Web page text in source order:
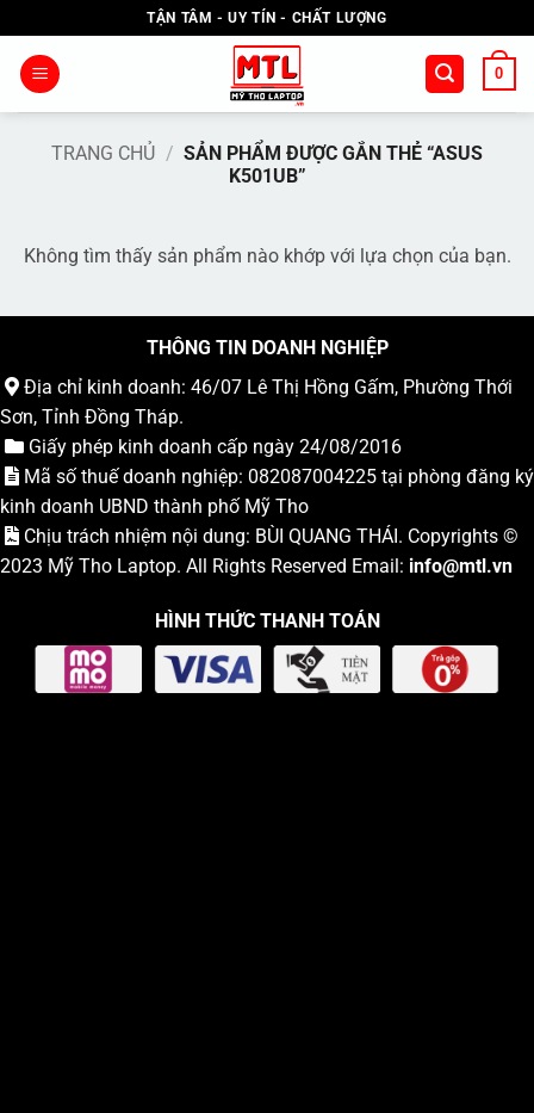
qua
nội
TẬN TÂM - UY TÍN - CHẤT LƯỢNG
0
TRANG CHỦ / SẢN PHẨM ĐƯỢC GẮN THẺ “ASUS
K501UB”
Không tìm thấy sản phẩm nào khớp với lựa chọn của bạn.
THÔNG TIN DOANH NGHIỆP
Địa chỉ kinh doanh: 46/07 Lê Thị Hồng Gấm, Phường Thới
Sơn, Tỉnh Đồng Tháp.
Giấy phép kinh doanh cấp ngày 24/08/2016
Mã số thuế doanh nghiệp: 082087004225 tại phòng đăng ký
kinh doanh UBND thành phố Mỹ Tho
Chịu trách nhiệm nội dung: BÙI QUANG THÁI. Copyrights ©
2023 Mỹ Tho Laptop. All Rights Reserved Email: info@mtl.vn
HÌNH THỨC THANH TOÁN